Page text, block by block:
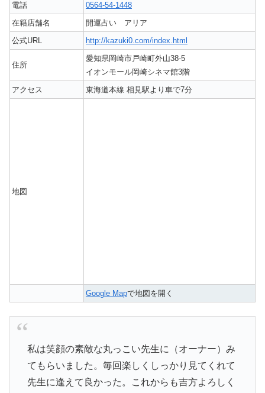
電話
0564-54-1448
在籍店舗名
開運占い アリア
公式URL
http://kazuki0.com/index.html
住所
愛知県岡崎市戸崎町外山38-5
イオンモール岡崎シネマ館3階
アクセス
東海道本線 相見駅より車で7分
地図
Google Mapで地図を開く
私は笑顔の素敵な丸っこい先生に（オーナー）み
てもらいました。毎回楽しくしっかり見てくれて
先生に逢えて良かった。これからも吉方よろしく